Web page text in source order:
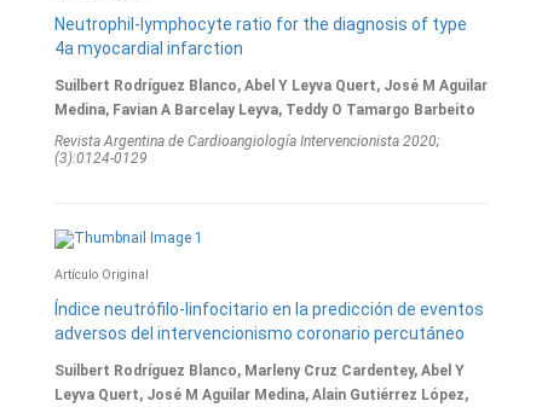
Neutrophil-lymphocyte ratio for the diagnosis of type
4a myocardial infarction
Suilbert Rodríguez Blanco, Abel Y Leyva Quert, José M Aguilar
Medina, Favian A Barcelay Leyva, Teddy O Tamargo Barbeito
Revista Argentina de Cardioangiologí­a Intervencionista 2020;
(3):0124-0129
Artículo Original
Índice neutrófilo-linfocitario en la predicción de eventos
adversos del intervencionismo coronario percutáneo
Suilbert Rodríguez Blanco, Marleny Cruz Cardentey, Abel Y
Leyva Quert, José M Aguilar Medina, Alain Gutiérrez López,